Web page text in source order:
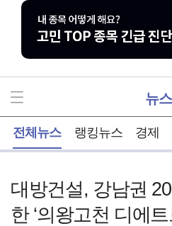
뉴스
전체뉴스 랭킹뉴스 경제
대방건설, 강남권
한 ‘의왕고천 디에트